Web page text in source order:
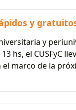
y
y
hs, el CUSFyC
el marco de la